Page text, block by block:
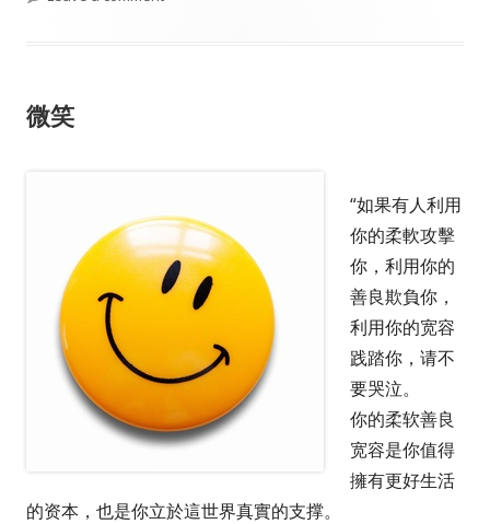
微笑
“如果有人利用
你的柔軟攻擊
你，利用你的
善良欺負你，
利用你的宽容
践踏你，请不
要哭泣。
你的柔软善良
宽容是你值得
擁有更好生活
的资本，也是你立於這世界真實的支撑。